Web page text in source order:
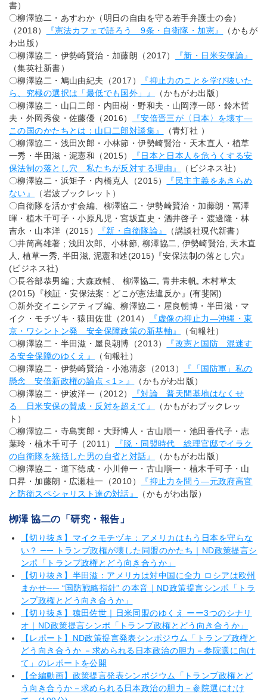
書）
〇柳澤協二・あすわか（明日の自由を守る若手弁護士の会）
（2018）
『憲法カフェで語ろう 9条・自衛隊・加憲』
（かもが
わ出版）
〇柳澤協二・伊勢崎賢治・加藤朗（2017）
『新・日米安保論』
（集英社新書）
〇柳澤協二・鳩山由紀夫（2017）
『抑止力のことを学び抜いた
ら、究極の選択は「最低でも国外」』
（かもがわ出版）
〇柳澤協二・山口二郎・内田樹・野和夫・山岡淳一郎・鈴木哲
夫・外岡秀俊・佐藤優（2016）
『安倍晋三が〈日本〉を壊す―
この国のかたちとは：山口二郎対談集』
（青灯社 ）
〇柳澤協二・浅田次郎・小林節・伊勢崎賢治・天木直人・植草
一秀・半田滋・泥憲和（2015）
『日本と日本人を危うくする安
保法制の落とし穴 私たちが反対する理由』
（ビジネス社）
〇柳澤協二・浜矩子・内橋克人（2015）
『民主主義をあきらめ
ない』
（岩波ブックレット）
〇自衛隊を活かす会編、柳澤協二・伊勢崎賢治・加藤朗・冨澤
暉・植木千可子・小原凡児・宮坂直史・酒井啓子・渡邊隆・林
吉永・山本洋（2015）
『新・自衛隊論』
（講談社現代新書）
〇井筒高雄著 ; 浅田次郎、小林節, 柳澤協二, 伊勢崎賢治, 天木直
人, 植草一秀, 半田滋, 泥憲和述(2015)『安保法制の落とし穴』
(ビジネス社)
〇長谷部恭男編 ; 大森政輔、 柳澤協二, 青井未帆, 木村草太
(2015)『検証・安保法案 : どこが憲法違反か』(有斐閣)
〇新外交イニシアティブ編、柳澤協二・屋良朝博・半田滋・マ
イク・モチヅキ・猿田佐世（2014）
『虚像の抑止力―沖縄・東
京・ワシントン発 安全保障政策の新基軸』
（旬報社）
〇柳澤協二・半田滋・屋良朝博（2013）
『改憲と国防 混迷す
る安全保障のゆくえ』
（旬報社）
〇柳澤協二・伊勢崎賢治・小池清彦（2013）
『「国防軍」私の
懸念 安倍新政権の論点＜1＞』
（かもがわ出版）
〇柳澤協二・伊波洋一（2012）
『対論 普天間基地はなくせ
る 日米安保の賛成・反対を超えて』
（かもがわブックレッ
ト）
〇柳澤協二・寺島実郎・大野博人・古山順一・池田香代子・志
葉玲・植木千可子（2011）
『脱・同盟時代 総理官邸でイラク
の自衛隊を統括した男の自省と対話』
（かもがわ出版）
〇柳澤協二・道下徳成・小川伸一・古山順一・植木千可子・山
口昇・加藤朗・広瀬桂一（2010）
『抑止力を問う―元政府高官
と防衛スペシャリスト達の対話』
（かもがわ出版）
栁澤 協二の「研究・報告」
【切り抜き】マイクモチヅキ：アメリカはもう日本を守らな
い？ ── トランプ政権が壊した同盟のかたち｜ND政策提言シ
ンポ「トランプ政権とどう向き合うか」
【切り抜き】半田滋：アメリカは対中国に全力 ロシアは欧州
まかせ── “国防戦略指針” の本音｜ND政策提言シンポ「トラ
ンプ政権とどう向き合うか」
【切り抜き】猿田佐世｜日米同盟のゆくえ ーー3つのシナリ
オ｜ND政策提言シンポ「トランプ政権とどう向き合うか」
【レポート】ND政策提言発表シンポジウム「トランプ政権と
どう向き合うか －求められる日本政治の胆力－参院選に向け
て」のレポートを公開
【全編動画】政策提言発表シンポジウム「トランプ政権とど
う向き合うか－求められる日本政治の胆力－参院選にむけ